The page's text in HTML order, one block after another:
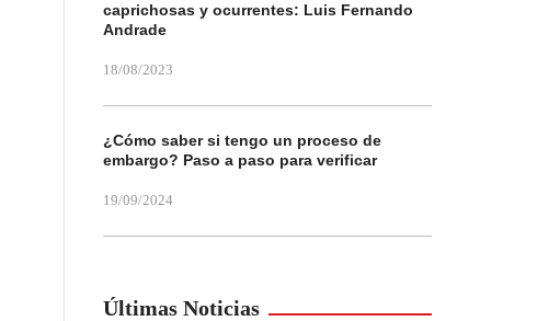
caprichosas y ocurrentes: Luis Fernando
Andrade
18/08/2023
¿Cómo saber si tengo un proceso de
embargo? Paso a paso para verificar
19/09/2024
Últimas Noticias